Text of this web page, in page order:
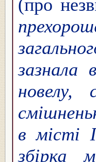
(про
новелу,
в місті
збірка